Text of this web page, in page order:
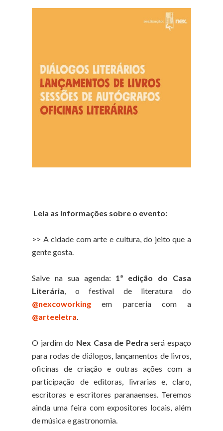
Leia as informações sobre o evento:
>> A cidade com arte e cultura, do jeito que a
gente gosta.
Salve na sua agenda: 1ª edição do Casa
Literária, o festival de literatura do
@nexcoworking em parceria com a
@arteeletra.
O jardim do Nex Casa de Pedra será espaço
para rodas de diálogos, lançamentos de livros,
oficinas de criação e outras ações com a
participação de editoras, livrarias e, claro,
escritoras e escritores paranaenses. Teremos
ainda uma feira com expositores locais, além
de música e gastronomia.